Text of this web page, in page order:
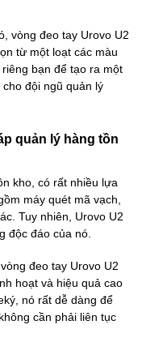
vòng đeo tay Urovo U2
từ một loạt các màu
bạn để tạo ra một
đội ngũ quản lý
quản lý hàng tồn
kho, có rất nhiều lựa
máy quét mã vạch,
Tuy nhiên, Urovo U2
độc đáo của nó.
đeo tay Urovo U2
hoạt và hiệu quả cao
nó rất dễ dàng để
cần phải liên tục